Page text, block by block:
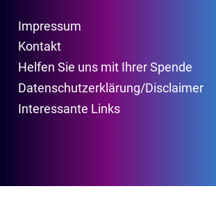
Impressum
Kontakt
Helfen Sie uns mit Ihrer Spende
Datenschutzerklärung/Disclaimer
Interessante Links